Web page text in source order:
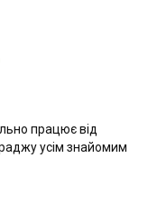
працює від
усім знайомим